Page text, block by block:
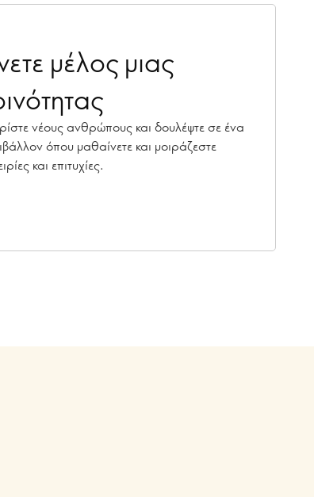
μέλος μιας
νέους ανθρώπους και δουλέψτε σε ένα
όπου μαθαίνετε και μοιράζεστε
και επιτυχίες.